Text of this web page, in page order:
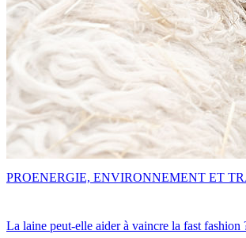
La laine peut-elle aider à vaincre la fast fashion
PROENERGIE, ENVIRONNEMENT ET